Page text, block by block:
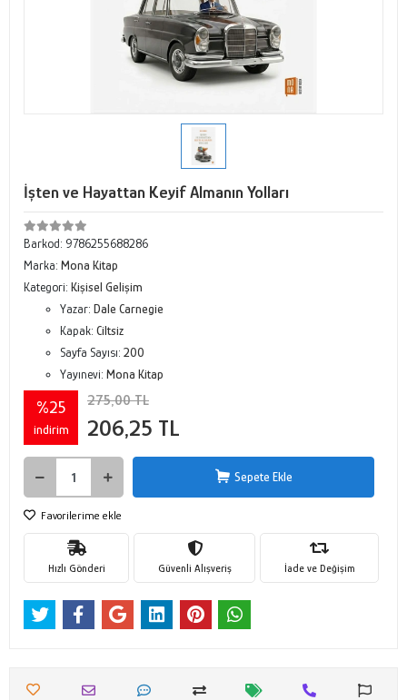
İşten ve Hayattan Keyif Almanın Yolları
Barkod: 9786255688286
Marka: Mona Kitap
Kategori: Kişisel Gelişim
Yazar: Dale Carnegie
Kapak: Ciltsiz
Sayfa Sayısı: 200
Yayınevi: Mona Kitap
%25
indirim
275,00 TL
206,25 TL
Sepete Ekle
Favorilerime ekle
Hızlı Gönderi Güvenli Alışveriş İade ve Değişim